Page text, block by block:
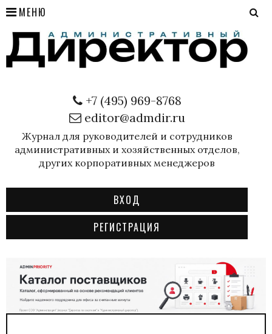
МЕНЮ
+7 (495) 969-8768
editor@admdir.ru
Журнал для руководителей и сотрудников
административных и хозяйственных отделов,
других корпоративных менеджеров
ВХОД
РЕГИСТРАЦИЯ